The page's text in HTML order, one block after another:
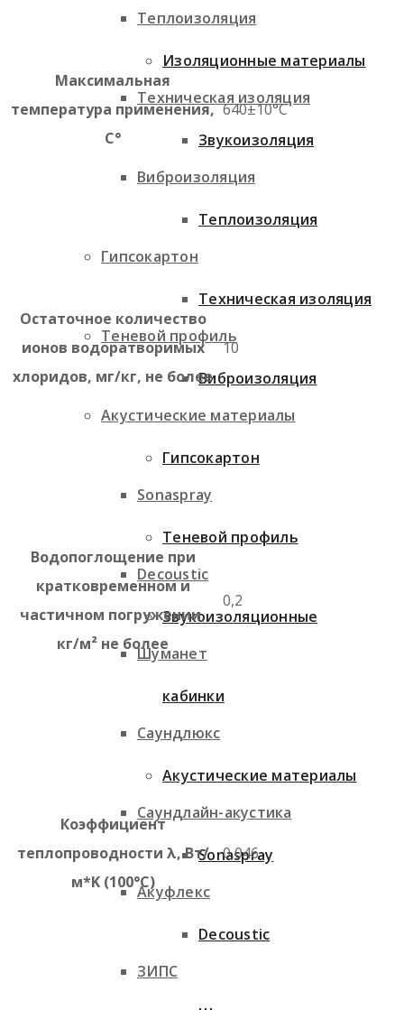
Теплоизоляция
Техническая изоляция
Виброизоляция
Гипсокартон
Теневой профиль
Акустические материалы
Sonaspray
Decoustic
Шуманет
Саундлюкс
Саундлайн-акустика
Акуфлекс
ЗИПС
Изоляционные материалы
Звукоизоляция
Теплоизоляция
Техническая изоляция
Виброизоляция
Гипсокартон
Теневой профиль
Звукоизоляционные
кабинки
Акустические материалы
Sonaspray
Decoustic
Максимальная
температура применения,
С°
640±10°C
Остаточное количество
ионов водоратворимых
хлоридов, мг/кг, не более
10
Водопоглощение при
кратковременном и
частичном погружении,
кг/м² не более
0,2
Коэффициент
теплопроводности λ, Вт/
м*K (100°C)
0,046